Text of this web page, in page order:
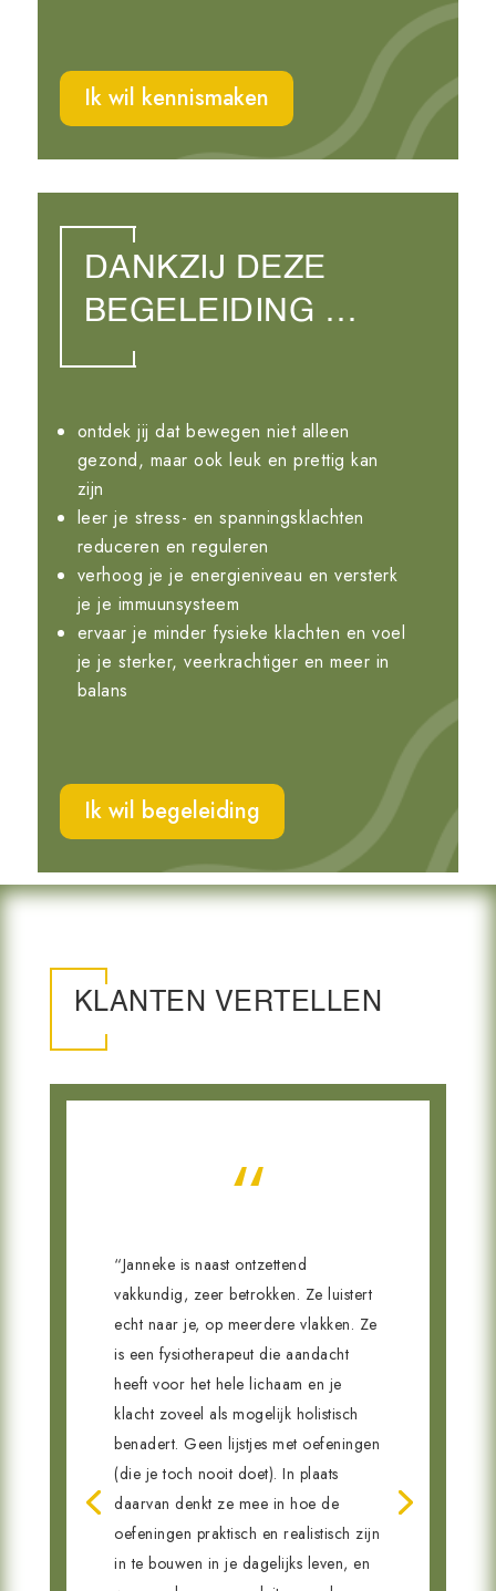
Ik wil kennismaken
DANKZIJ DEZE
BEGELEIDING …
ontdek jij dat bewegen niet alleen
gezond, maar ook leuk en prettig kan
zijn
leer je stress- en spanningsklachten
reduceren en reguleren
verhoog je je energieniveau en versterk
je je immuunsysteem
ervaar je minder fysieke klachten en voel
je je sterker, veerkrachtiger en meer in
balans
Ik wil begeleiding
KLANTEN VERTELLEN
“
“Janneke is naast ontzettend
vakkundig, zeer betrokken. Ze luistert
echt naar je, op meerdere vlakken. Ze
is een fysiotherapeut die aandacht
heeft voor het hele lichaam en je
klacht zoveel als mogelijk holistisch
benadert. Geen lijstjes met oefeningen
(die je toch nooit doet). In plaats
daarvan denkt ze mee in hoe de
oefeningen praktisch en realistisch zijn
in te bouwen in je dagelijks leven, en